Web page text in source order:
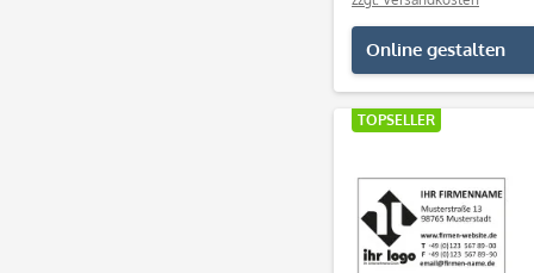
Online gestalten
TOPSELLER